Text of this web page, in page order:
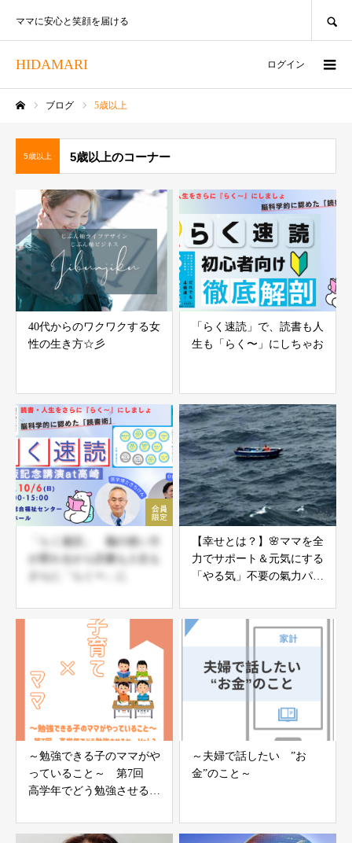
HIDAMARI
ママに安心と笑顔を届ける
ログイン
ブログ 5歳以上
5歳以上 5歳以上のコーナー
40代からのワクワクする女
性の生き方☆彡
「らく速読」で、読書も人
生も「らく〜」にしちゃお
「らく速読」 脳の使い方
が変わるから読書も人生も
【幸せとは？】🌸ママを全
力でサポート＆元気にする
「やる気」不要の氣力パワ
～勉強できる子のママがや
っていること～ 第7回
高学年でどう勉強させるか
～夫婦で話したい ”お
金”のこと～